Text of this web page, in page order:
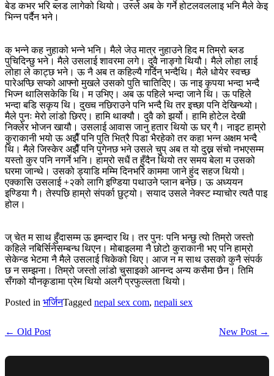
बेड कभर भरि ब्लड लागेको थियो। उस्ले अब के गर्ने होटलवललाइ भनि मैले केइ
भिन्न पर्दैन भने।
क् भन्ने कह नुहाको भन्ने भनि। मैले जेउ मात्र नुहाउने हिद म तिम्रो ब्लड
पुचिदिन्छु भने। मैले उसलाई शावरमा लगे। दुवै नाङ्गो थियौ। मैले लोहा लाई
लोहा ले काट्छ भने। ऊ नै अब त कहिल्यै गर्दिन् भन्दैथि। मैले धोयेर स्वच्छ
पारेअप्छि सप्को आफ्नो मुखले उसको पुति चातिदिए। ऊ नाइ कृपया भन्दा भन्दै
भिज्न थालिसकेकि थि। म उभिए। अब ऊ पहिले भन्दा जाने थि। ऊ पहिले
भन्दा बडि सकृय थि। दुख्च नछिराउने पनि भन्दै थि तर इच्छा पनि देखिन्थ्यो।
मैले पुनः मेरो लांडो छिरए। हामि थाक्यौ। दुवै को झर्यो। हामि होटेल देखी
निक्लेर भोजन खायौ। उसलाई आवास जानु हतार थियो ऊ घर् गै। नाइट हाम्रो
कुराकानी भयो ऊ अझैँ पनि पुति भित्रै पिडा भैरहेको तर कहा भन्न अक्षम भन्दै
थि। मैले जिस्केर अझैँ पनि पुगेनछ भने उसले चुप् अब त यो दुख्न संचो नभएसम्म
यस्तो कुर पनि नगर्ने भनि। हाम्रो सधैं त हुँदैन थियो तर समय बेला म उसको
घरमा जान्थे। उसको ड्याडि मम्मि दिनभरि काममा जाने हुंद सहज थियो।
एक्कासि उसलाई +२को लागि इण्डिया पथाउने प्लान बनेछ। ऊ अध्ययन
इण्डिया गै। तेस्पछि हाम्रो संपर्का छुट्यो। सयाद उसले नेक्स्ट म्याचोर त्यतै पाइ
होल।
ज् चेत म साथ हुँदासम्म ऊ इमन्दार थि। तर पुनः पनि भन्छु त्यो तिम्रो जस्तो
कहिले नबिर्सिनेसम्बन्ध थिएन। मोबाइलमा नै छोटो कुराकानी भए पनि हाम्रो
सेकेन्ड भेटमा नै मैले उसलाई चिकेको थिए। आज न म साथ उसको कुनै संपर्क
छ न सम्झना। तिम्रो जस्तो लांडो चुसाइको आनन्द अन्य कसैमा छैन। तिमि
सँगको यौनकृडामा प्रेम थियो अलगै प्रफुल्लता थियो।
Posted in भर्जिनTagged nepal sex com, nepali sex
← Old Post New Post →